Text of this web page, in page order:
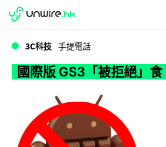
國際版 GS3「被拒絕」
WWDC 2026
3C科技 手提電話
國際版 GS3「被拒絕」